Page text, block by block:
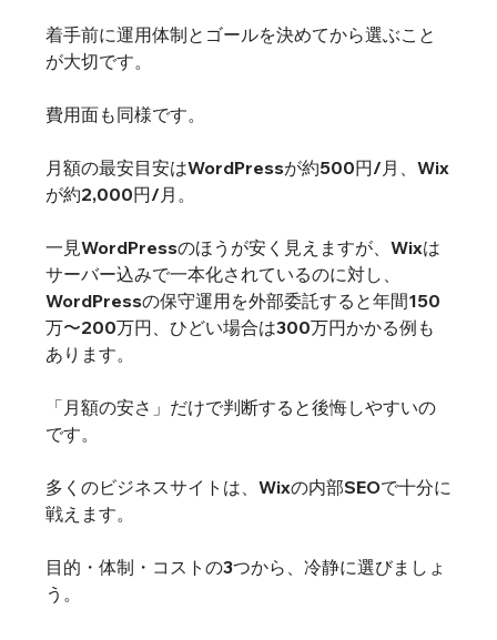
着手前に運用体制とゴールを決めてから選ぶこと
が大切です。
費用面も同様です。
月額の最安目安はWordPressが約500円/月、Wix
が約2,000円/月。
一見WordPressのほうが安く見えますが、Wixは
サーバー込みで一本化されているのに対し、
WordPressの保守運用を外部委託すると年間150
万〜200万円、ひどい場合は300万円かかる例も
あります。
「月額の安さ」だけで判断すると後悔しやすいの
です。
多くのビジネスサイトは、Wixの内部SEOで十分に
戦えます。
目的・体制・コストの3つから、冷静に選びましょ
う。